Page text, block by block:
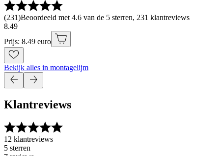
(231)Beoordeeld met 4.6 van de 5 sterren, 231 klantreviews
8.49
Prijs: 8.49 euro
Bekijk alles in montagelijm
Klantreviews
12 klantreviews
5 sterren